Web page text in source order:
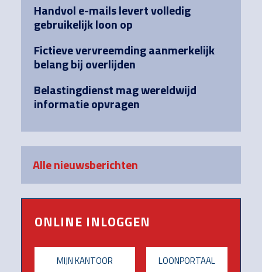
Handvol e-mails levert volledig
gebruikelijk loon op
Fictieve vervreemding aanmerkelijk
belang bij overlijden
Belastingdienst mag wereldwijd
informatie opvragen
Alle nieuwsberichten
ONLINE INLOGGEN
MIJN KANTOOR LOONPORTAAL